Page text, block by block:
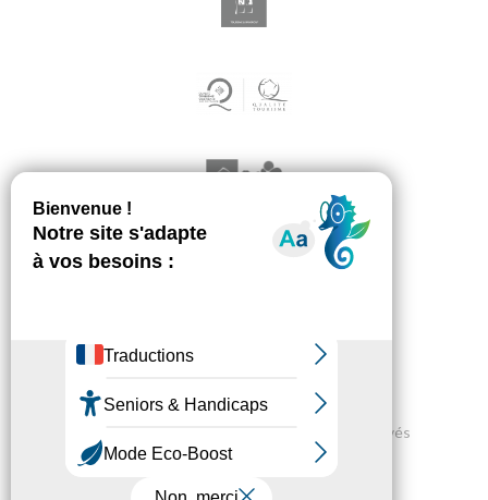
Mauguio Carnon Tourisme - Tous droits réservés
Espace Pro